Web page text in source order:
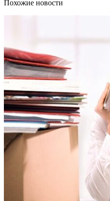
Похожие новости